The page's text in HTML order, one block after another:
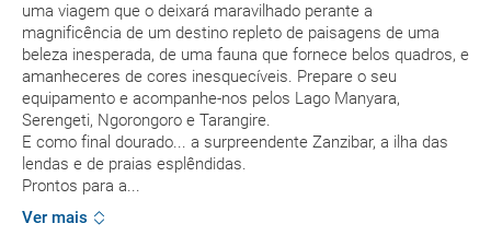
uma viagem que o deixará maravilhado perante a
magnificência de um destino repleto de paisagens de uma
beleza inesperada, de uma fauna que fornece belos quadros, e
amanheceres de cores inesquecíveis. Prepare o seu
equipamento e acompanhe-nos pelos Lago Manyara,
Serengeti, Ngorongoro e Tarangire.
E como final dourado... a surpreendente Zanzibar, a ilha das
lendas e de praias esplêndidas.
Prontos para a...
Ver mais